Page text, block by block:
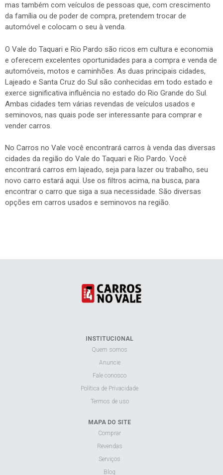
mas também com veículos de pessoas que, com crescimento
da família ou de poder de compra, pretendem trocar de
automóvel e colocam o seu à venda.
O Vale do Taquari e Rio Pardo são ricos em cultura e economia
e oferecem excelentes oportunidades para a compra e venda de
automóveis, motos e caminhões. As duas principais cidades,
Lajeado e Santa Cruz do Sul são conhecidas em todo estado e
exerce significativa influência no estado do Rio Grande do Sul.
Ambas cidades tem várias revendas de veículos usados e
seminovos, nas quais pode ser interessante para comprar e
vender carros.
No Carros no Vale você encontrará carros à venda das diversas
cidades da região do Vale do Taquari e Rio Pardo. Você
encontrará carros em lajeado, seja para lazer ou trabalho, seu
novo carro estará aqui. Use os filtros acima, na busca, para
encontrar o carro que siga a sua necessidade. São diversas
opções em carros usados e seminovos na região.
INSTITUCIONAL
Quem somos
Anuncie
Fale conosco
Política de Privacidade
Termos de uso
MAPA DO SITE
Comprar
Revendas
Serviços
Blog